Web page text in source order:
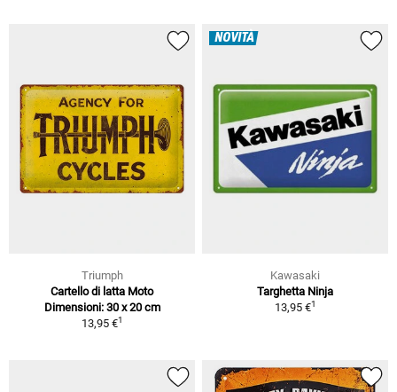
Triumph
Cartello di latta Moto
Dimensioni: 30 x 20 cm
13,95 €1
NOVITÀ
Kawasaki
Targhetta Ninja
13,95 €1